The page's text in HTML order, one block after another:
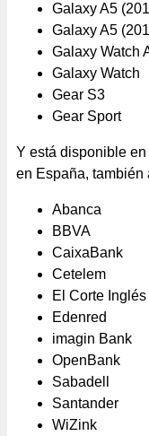
Galaxy A5
Galaxy A5
Galaxy Watch
Galaxy Watch
Gear S3
Gear Sport
Y está disponible
en España, también
Abanca
BBVA
CaixaBank
Cetelem
El Corte Inglés
Edenred
imagin Bank
OpenBank
Sabadell
Santander
WiZink